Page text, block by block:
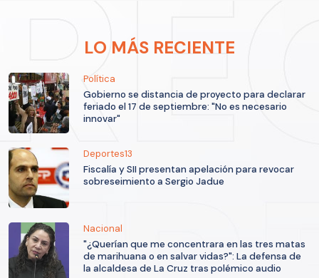
LO MÁS RECIENTE
Política
Gobierno se distancia de proyecto para declarar
feriado el 17 de septiembre: "No es necesario
innovar"
Deportes13
Fiscalía y SII presentan apelación para revocar
sobreseimiento a Sergio Jadue
Nacional
"¿Querían que me concentrara en las tres matas
de marihuana o en salvar vidas?": La defensa de
la alcaldesa de La Cruz tras polémico audio